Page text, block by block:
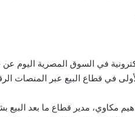
في قطاع البيع عبر المنصات
مكاوي، مدير قطاع ما بعد